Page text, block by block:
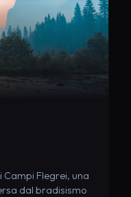
Campi Flegrei, una
dal bradisismo